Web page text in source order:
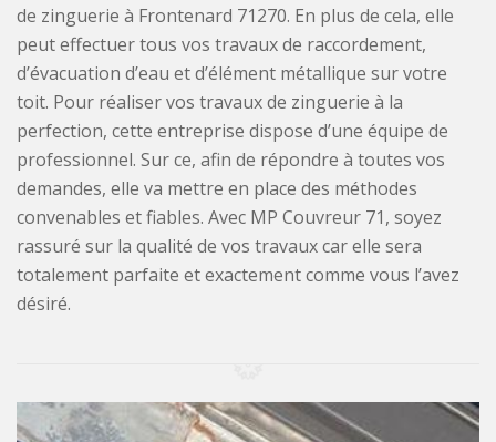
de zinguerie à Frontenard 71270. En plus de cela, elle
peut effectuer tous vos travaux de raccordement,
d’évacuation d’eau et d’élément métallique sur votre
toit. Pour réaliser vos travaux de zinguerie à la
perfection, cette entreprise dispose d’une équipe de
professionnel. Sur ce, afin de répondre à toutes vos
demandes, elle va mettre en place des méthodes
convenables et fiables. Avec MP Couvreur 71, soyez
rassuré sur la qualité de vos travaux car elle sera
totalement parfaite et exactement comme vous l’avez
désiré.